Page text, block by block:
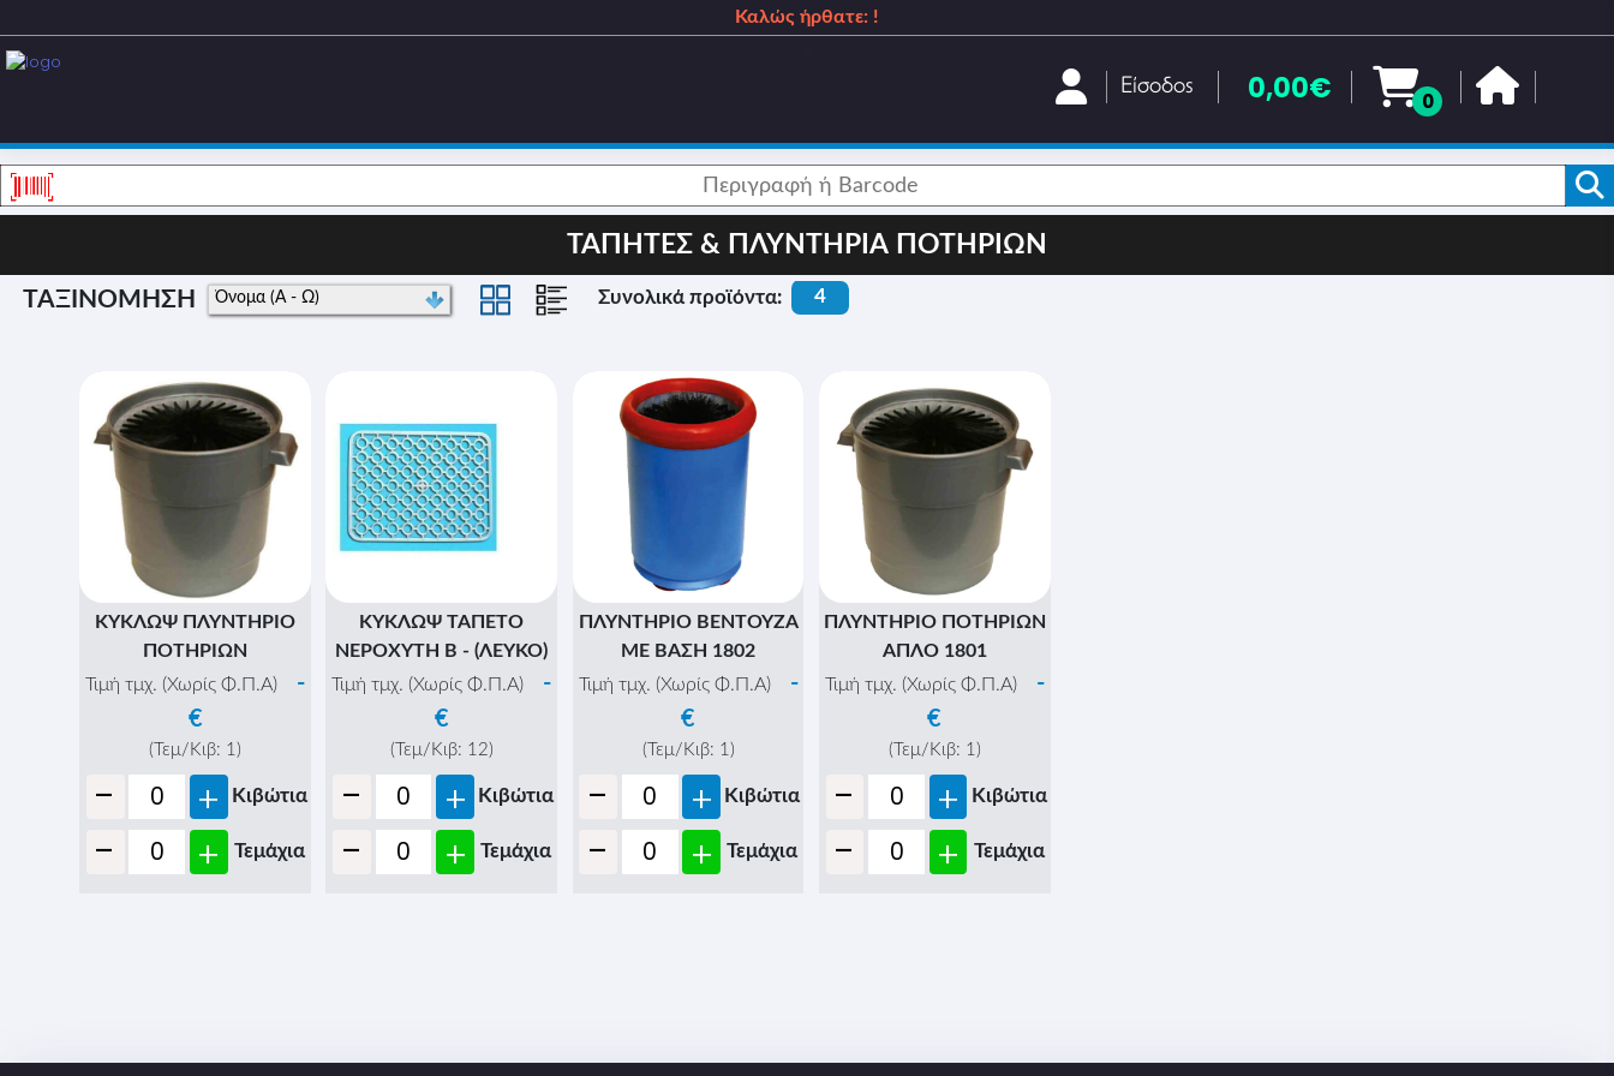
Καλώς ήρθατε: !
Είσοδος 0,00€ 0
ΤΑΠΗΤΕΣ & ΠΛΥΝΤΗΡΙΑ ΠΟΤΗΡΙΩΝ
ΤΑΞΙΝΟΜΗΣΗ Συνολικά προϊόντα: 4
ΚΥΚΛΩΨ ΠΛΥΝΤΗΡΙΟ
ΠΟΤΗΡΙΩΝ
Τιμή τμχ. (Χωρίς Φ.Π.Α)
-
€
(Τεμ/Κιβ: 1 )
- + Κιβώτια
- + Τεμάχια
ΚΥΚΛΩΨ ΤΑΠΕΤΟ
ΝΕΡΟΧΥΤΗ Β - (ΛΕΥΚΟ)
Τιμή τμχ. (Χωρίς Φ.Π.Α)
-
€
(Τεμ/Κιβ: 12)
- + Κιβώτια
- + Τεμάχια
ΠΛΥΝΤΗΡΙΟ ΒΕΝΤΟΥΖΑ
ΜΕ ΒΑΣΗ 1802
Τιμή τμχ. (Χωρίς Φ.Π.Α)
-
€
(Τεμ/Κιβ: 1 )
- + Κιβώτια
- + Τεμάχια
ΠΛΥΝΤΗΡΙΟ ΠΟΤΗΡΙΩΝ
ΑΠΛΟ 1801
Τιμή τμχ. (Χωρίς Φ.Π.Α)
-
€
(Τεμ/Κιβ: 1 )
- + Κιβώτια
- + Τεμάχια